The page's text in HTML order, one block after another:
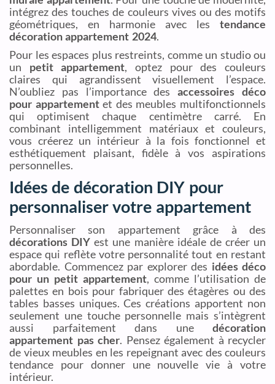
intégrez des touches de couleurs vives ou des motifs
géométriques, en harmonie avec les tendance
décoration appartement 2024.
Pour les espaces plus restreints, comme un studio ou
un petit appartement, optez pour des couleurs
claires qui agrandissent visuellement l’espace.
N’oubliez pas l’importance desaccessoires déco
pour appartementet des meubles multifonctionnels
qui optimisent chaque centimètre carré. En
combinant intelligemment matériaux et couleurs,
vous créerez un intérieur à la fois fonctionnel et
esthétiquement plaisant, fidèle à vos aspirations
personnelles.
Idées de décoration DIY pour
personnaliser votre appartement
Personnaliser son appartement grâce à des
décorations DIY est une manière idéale de créer un
espace qui reflète votre personnalité tout en restant
abordable. Commencez par explorer des idées déco
pour un petit appartement, comme l’utilisation de
palettes en bois pour fabriquer des étagères ou des
tables basses uniques. Ces créations apportent non
seulement une touche personnelle mais s’intègrent
aussi parfaitement dans une décoration
appartement pas cher. Pensez également à recycler
de vieux meubles en les repeignant avec des couleurs
tendance pour donner une nouvelle vie à votre
intérieur.